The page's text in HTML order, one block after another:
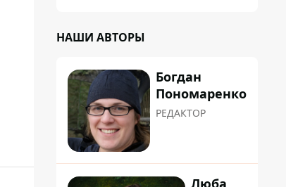
НАШИ АВТОРЫ
Богдан
Пономаренко
РЕДАКТОР
Люба